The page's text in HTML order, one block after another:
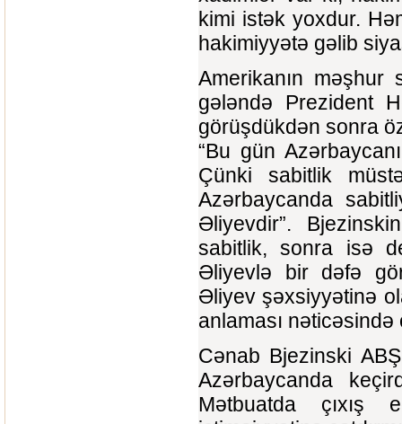
kimi istək yoxdur.
hakimiyyətə gəlib
Amerikanın məşhur
gələndə Prezident
görüşdükdən sonra
“Bu gün
Çünki sabitlik
Azərbaycanda
Əliyevdir”.
sabitlik, sonra isə
Əliyevlə bir dəfə
Əliyev şəxsiyyətinə
anlaması
Cənab Bjezinski
Azərbaycanda
Mətbuatda çıxış